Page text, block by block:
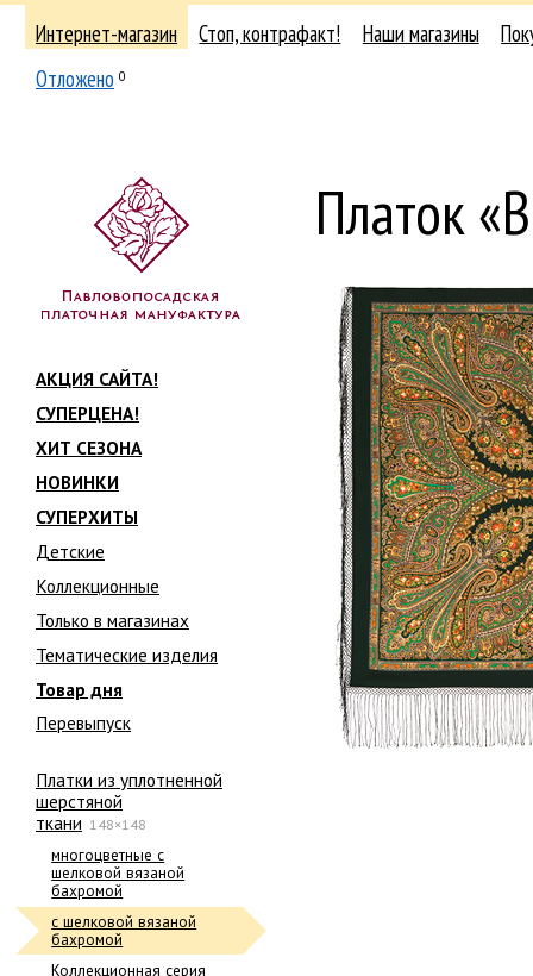
Интернет-магазин Стоп, контрафакт! Наши магазины
Отложено 0
АКЦИЯ САЙТА!
СУПЕРЦЕНА!
ХИТ СЕЗОНА
НОВИНКИ
СУПЕРХИТЫ
Детские
Коллекционные
Только в магазинах
Тематические изделия
Товар дня
Перевыпуск
Платки из уплотненной
шерстяной
ткани 148×148
многоцветные с
шелковой вязаной
бахромой
с шелковой вязаной
бахромой
Коллекционная серия
Платок